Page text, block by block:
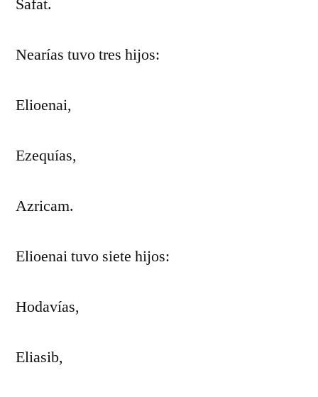
Safat.
Nearías tuvo tres hijos:
Elioenai,
Ezequías,
Azricam.
Elioenai tuvo siete hijos:
Hodavías,
Eliasib,